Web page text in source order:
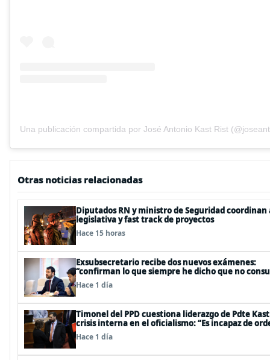
Una publicación compartida por José Antonio Kast Rist
Otras noticias relacionadas
Diputados RN y ministro de Seguridad coordinan
legislativa y fast track de proyectos
Hace 15 horas
Exsubsecretario recibe dos nuevos exámenes:
“confirman lo que siempre he dicho que no
droga”
Hace 1 día
Timonel del PPD cuestiona liderazgo de Pdte
crisis interna en el oficialismo: “Es incapaz de
casa”
Hace 1 día